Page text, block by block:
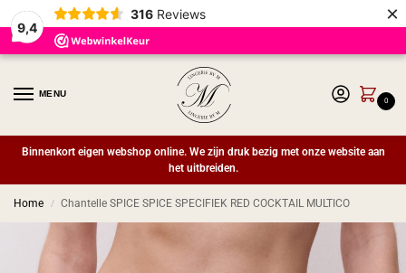
9,4
316 Reviews ×
MENU
0
Binnenkort eigen webshop online. We zijn druk bezig met onze website aan
het uitbreiden.
Home / Chantelle SPICE SPICE SPECIFIEK RED COCKTAIL MULTICO